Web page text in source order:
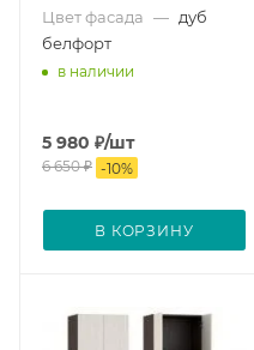
Цвет фасада — дуб
белфорт
в наличии
5 980 ₽/шт
6 650₽ -10%
В КОРЗИНУ